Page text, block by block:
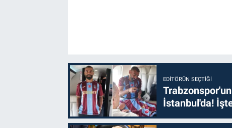
EDITÖRÜN SEÇTIĞI
İstanbul'da!